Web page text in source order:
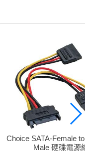
Choice SATA-Female to
Male 硬碟電源線